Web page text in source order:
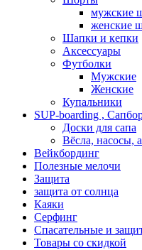
мужские
женские
Шапки и кепки
Аксессуары
Футболки
Мужские
Женские
Купальники
SUP-boarding ,
Доски для сапа
Вёсла, насосы,
Вейкбординг
Полезные мелочи
Защита
защита от солнца
Каяки
Серфинг
Спасательные и
Товары со скидкой